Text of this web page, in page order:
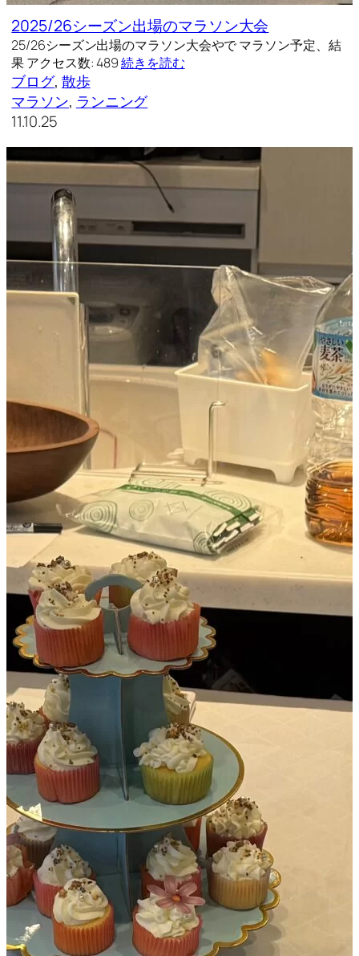
2025/26シーズン出場のマラソン大会
25/26シーズン出場のマラソン大会やで マラソン予定、結
果 アクセス数: 489続きを読む
ブログ, 散歩
マラソン, ランニング
11.10.25